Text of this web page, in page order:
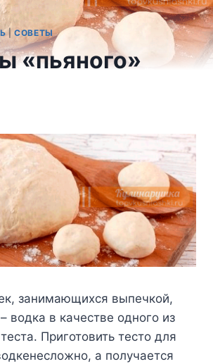
|СОВЕТЫ
«пьяного»
занимающихся выпечкой,
водка в качестве одного из
Приготовить тесто для
а получается